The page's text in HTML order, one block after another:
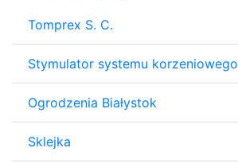
Tomprex S. C.
Stymulator systemu korzeniowego
Ogrodzenia Białystok
Sklejka